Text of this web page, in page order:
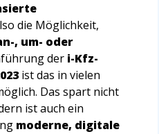
die Möglichkeit,
, um- oder
der i-Kfz-
ist das in vielen
Das spart nicht
ist auch ein
moderne, digitale